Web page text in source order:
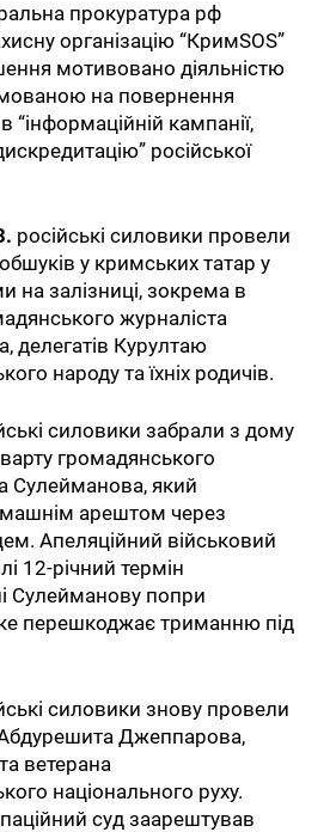
прокуратура рф
організацію “КримSOS”
мотивовано діяльністю
на повернення
“інформаційній кампанії,
російської
російські силовики провели
у кримських татар у
на залізниці, зокрема в
журналіста
делегатів Курултаю
народу та їхніх родичів.
силовики забрали з дому
громадянського
Сулейманова, який
арештом через
Апеляційний військовий
12-річний термін
Сулейманову попри
перешкоджає триманню під
силовики знову провели
Джеппарова,
ветерана
національного руху.
суд заарештував